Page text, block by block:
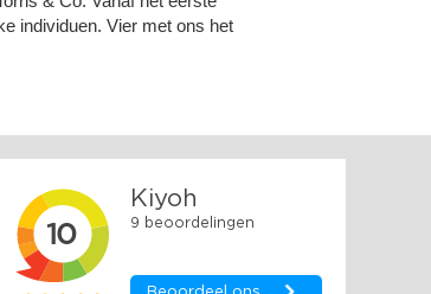
individuen. Vier met ons het